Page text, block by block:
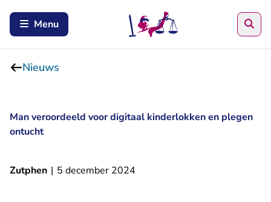
Menu
Nieuws
Man veroordeeld voor digitaal kinderlokken en plegen
ontucht
Zutphen | 5 december 2024